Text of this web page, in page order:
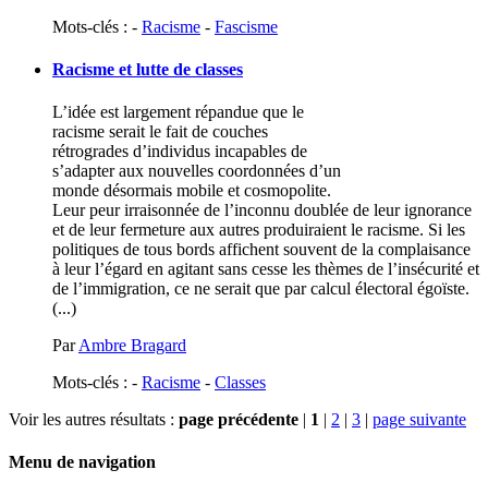
Mots-clés : - Racisme - Fascisme
Racisme et lutte de classes
L’idée est largement répandue que le
racisme serait le fait de couches
rétrogrades d’individus incapables de
s’adapter aux nouvelles coordonnées d’un
monde désormais mobile et cosmopolite.
Leur peur irraisonnée de l’inconnu doublée de leur ignorance
et de leur fermeture aux autres produiraient le racisme. Si les
politiques de tous bords affichent souvent de la complaisance
à leur l’égard en agitant sans cesse les thèmes de l’insécurité et
de l’immigration, ce ne serait que par calcul électoral égoïste.
(...)
ParAmbre Bragard
Mots-clés : - Racisme - Classes
Voir les autres résultats : page précédente | 1 | 2 | 3 | page suivante
Menu de navigation